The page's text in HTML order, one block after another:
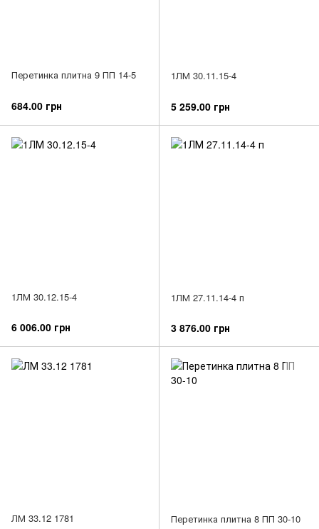
Перетинка плитна 9 ПП 14-5
684.00 грн
1ЛМ 30.11.15-4
5 259.00 грн
1ЛМ 30.12.15-4
6 006.00 грн
1ЛМ 27.11.14-4 п
3 876.00 грн
ЛМ 33.12 1781 Перетинка плитна 8 ПП 30-10